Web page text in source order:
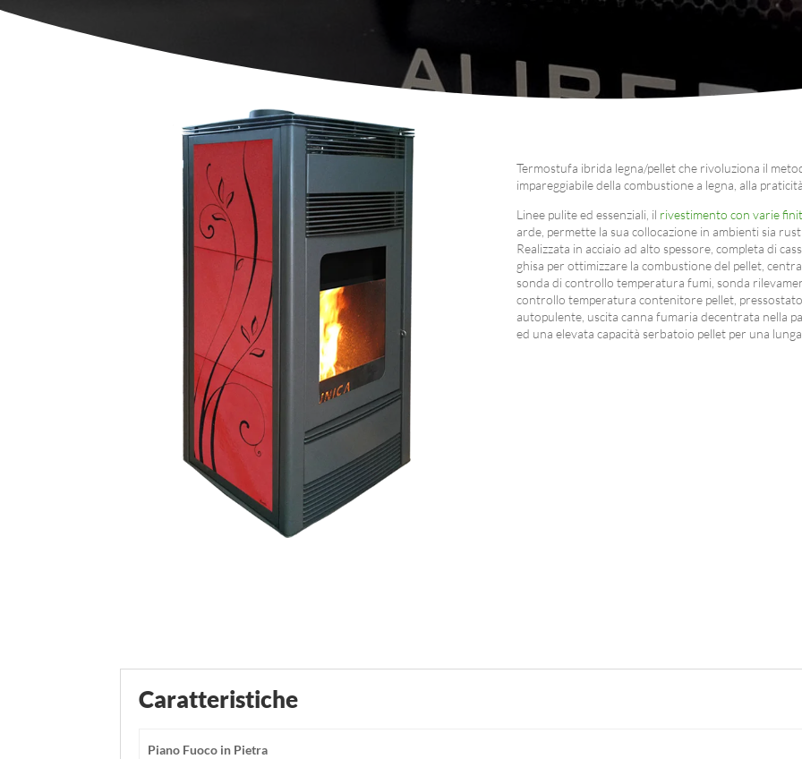
Termostufa ibrida legna/pellet che rivoluziona il
impareggiabile della combustione a legna, alla
Linee pulite ed essenziali, il rivestimento con varie
arde, permette la sua collocazione in ambienti sia
Realizzata in acciaio ad alto spessore, completa di
ghisa per ottimizzare la combustione del pellet,
sonda di controllo temperatura fumi, sonda
controllo temperatura contenitore pellet,
autopulente, uscita canna fumaria decentrata nella
ed una elevata capacità serbatoio pellet per una
Caratteristiche
Piano Fuoco in Pietra